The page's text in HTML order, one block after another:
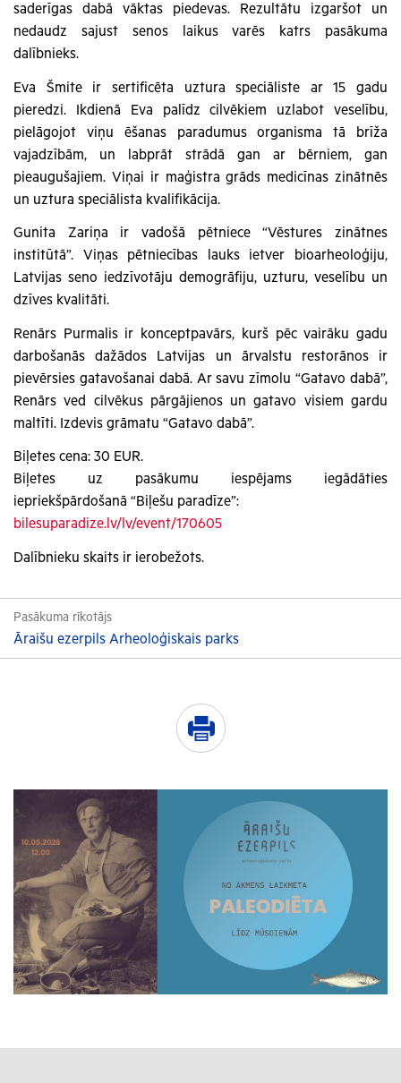
saderīgas dabā vāktas piedevas. Rezultātu izgaršot un
nedaudz sajust senos laikus varēs katrs pasākuma
dalībnieks.
Eva Šmite ir sertificēta uztura speciāliste ar 15 gadu
pieredzi. Ikdienā Eva palīdz cilvēkiem uzlabot veselību,
pielāgojot viņu ēšanas paradumus organisma tā brīža
vajadzībām, un labprāt strādā gan ar bērniem, gan
pieaugušajiem. Viņai ir maģistra grāds medicīnas zinātnēs
un uztura speciālista kvalifikācija.
Gunita Zariņa ir vadošā pētniece “Vēstures zinātnes
institūtā”. Viņas pētniecības lauks ietver bioarheoloģiju,
Latvijas seno iedzīvotāju demogrāfiju, uzturu, veselību un
dzīves kvalitāti.
Renārs Purmalis ir konceptpavārs, kurš pēc vairāku gadu
darbošanās dažādos Latvijas un ārvalstu restorānos ir
pievērsies gatavošanai dabā. Ar savu zīmolu “Gatavo dabā”,
Renārs ved cilvēkus pārgājienos un gatavo visiem gardu
maltīti. Izdevis grāmatu “Gatavo dabā”.
Biļetes cena: 30 EUR.
Biļetes uz pasākumu iespējams iegādāties
iepriekšpārdošanā “Biļešu paradīze”:
bilesuparadize.lv/lv/event/170605
Dalībnieku skaits ir ierobežots.
Pasākuma rīkotājs
Āraišu ezerpils Arheoloģiskais parks